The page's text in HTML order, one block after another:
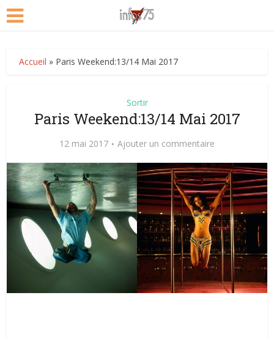
Accueil » Paris Weekend:13/14 Mai 2017
Sortir
Paris Weekend:13/14 Mai 2017
12 mai 2017 Ajouter un commentaire